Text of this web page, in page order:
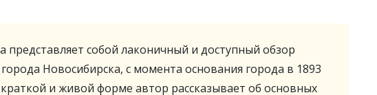
представляет собой лаконичный и доступный обзор
Новосибирска, с момента основания города в 1893
и живой форме автор рассказывает об основных